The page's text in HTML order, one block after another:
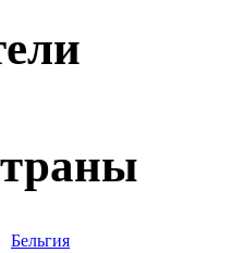
Бельгия